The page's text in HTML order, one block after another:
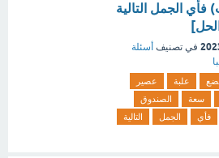
(۸ علب) فأي الجمل التالية
في تصنيف أسئلة
علبة
عصير
سعة
الصندوق
فأي الجمل
التالية